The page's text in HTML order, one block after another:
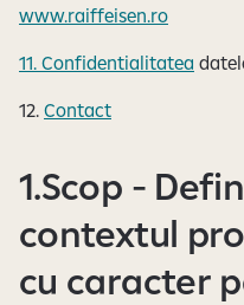
www.raiffeisen.ro
11. Confidentialitatea
12. Contact
1.Scop -
contextul
cu caracter